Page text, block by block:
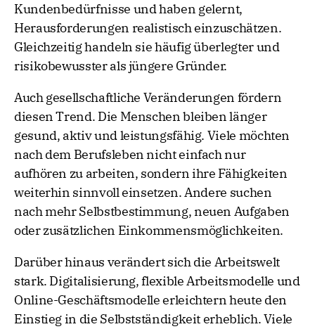
Kundenbedürfnisse und haben gelernt,
Herausforderungen realistisch einzuschätzen.
Gleichzeitig handeln sie häufig überlegter und
risikobewusster als jüngere Gründer.
Auch gesellschaftliche Veränderungen fördern
diesen Trend. Die Menschen bleiben länger
gesund, aktiv und leistungsfähig. Viele möchten
nach dem Berufsleben nicht einfach nur
aufhören zu arbeiten, sondern ihre Fähigkeiten
weiterhin sinnvoll einsetzen. Andere suchen
nach mehr Selbstbestimmung, neuen Aufgaben
oder zusätzlichen Einkommensmöglichkeiten.
Darüber hinaus verändert sich die Arbeitswelt
stark. Digitalisierung, flexible Arbeitsmodelle und
Online-Geschäftsmodelle erleichtern heute den
Einstieg in die Selbstständigkeit erheblich. Viele